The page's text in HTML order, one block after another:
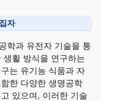
자
학과 유전자 기술을 통
활 방식을 연구하는
는 유기농 식품과 자
한 다양한 생명공학
있으며, 이러한 기술